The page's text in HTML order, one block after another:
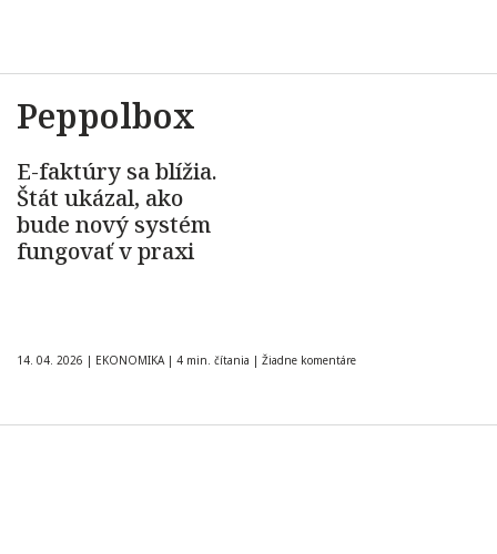
Peppolbox
E-faktúry sa blížia.
Štát ukázal, ako
bude nový systém
fungovať v praxi
14. 04. 2026 | EKONOMIKA | 4 min. čítania | Žiadne komentáre